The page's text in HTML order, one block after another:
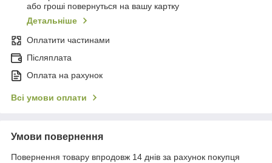
або гроші повернуться на вашу картку
Детальніше
Оплатити частинами
Післяплата
Оплата на рахунок
Всі умови оплати
Умови повернення
Повернення товару впродовж 14 днів за рахунок покупця